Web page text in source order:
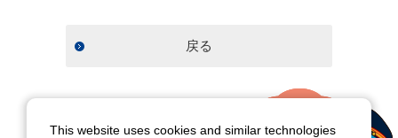
戻る
This website uses cookies and similar technologies